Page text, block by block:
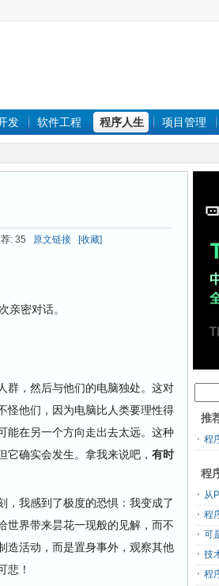
发 软件工程 程序人生 项目管理
: 35 原文链接 [收藏]
密对话。
群，然后与他们的电脑独处。这对
怪他们，因为电脑比人类要理性得
能在另一个方向走出去太远。这种
确实会发生。拿我来说吧， 有时
我感到了极度的恐惧：我变成了
世界带来昙花一现般的见解，而不
造活动，而是置身事外，观察其他
悲！
推
程
程
从
程
可
技
程